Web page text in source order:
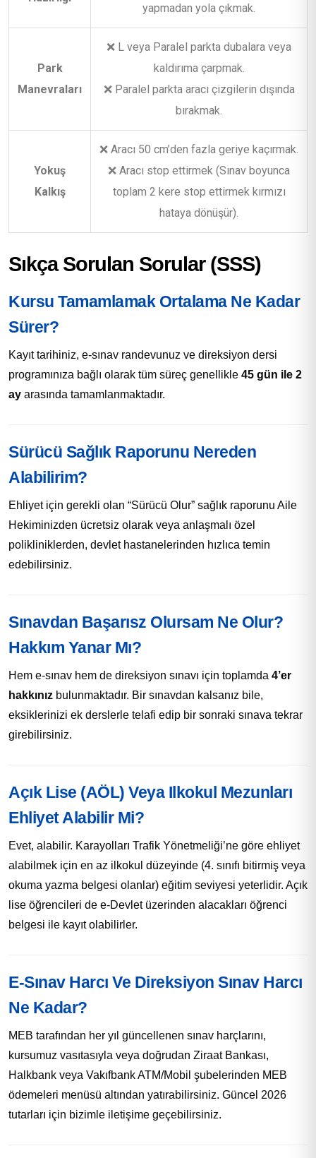
yapmadan yola çıkmak.
Park
Manevraları
❌ L veya Paralel parkta dubalara veya
kaldırıma çarpmak.
❌ Paralel parkta aracı çizgilerin dışında
bırakmak.
Yokuş
Kalkış
❌ Aracı 50 cm’den fazla geriye kaçırmak.
❌ Aracı stop ettirmek (Sınav boyunca
toplam 2 kere stop ettirmek kırmızı
hataya dönüşür).
Sıkça Sorulan Sorular (SSS)
Kursu Tamamlamak Ortalama Ne Kadar
Sürer?
Kayıt tarihiniz, e-sınav randevunuz ve direksiyon dersi
programınıza bağlı olarak tüm süreç genellikle 45 gün ile 2
ay arasında tamamlanmaktadır.
Sürücü Sağlık Raporunu Nereden
Alabilirim?
Ehliyet için gerekli olan “Sürücü Olur” sağlık raporunu Aile
Hekiminizden ücretsiz olarak veya anlaşmalı özel
polikliniklerden, devlet hastanelerinden hızlıca temin
edebilirsiniz.
Sınavdan Başarısz Olursam Ne Olur?
Hakkım Yanar Mı?
Hem e-sınav hem de direksiyon sınavı için toplamda 4’er
hakkınız bulunmaktadır. Bir sınavdan kalsanız bile,
eksiklerinizi ek derslerle telafi edip bir sonraki sınava tekrar
girebilirsiniz.
Açık Lise (AÖL) Veya Ilkokul Mezunları
Ehliyet Alabilir Mi?
Evet, alabilir. Karayolları Trafik Yönetmeliği’ne göre ehliyet
alabilmek için en az ilkokul düzeyinde (4. sınıfı bitirmiş veya
okuma yazma belgesi olanlar) eğitim seviyesi yeterlidir. Açık
lise öğrencileri de e-Devlet üzerinden alacakları öğrenci
belgesi ile kayıt olabilirler.
E-Sınav Harcı Ve Direksiyon Sınav Harcı
Ne Kadar?
MEB tarafından her yıl güncellenen sınav harçlarını,
kursumuz vasıtasıyla veya doğrudan Ziraat Bankası,
Halkbank veya Vakıfbank ATM/Mobil şubelerinden MEB
ödemeleri menüsü altından yatırabilirsiniz. Güncel 2026
tutarları için bizimle iletişime geçebilirsiniz.